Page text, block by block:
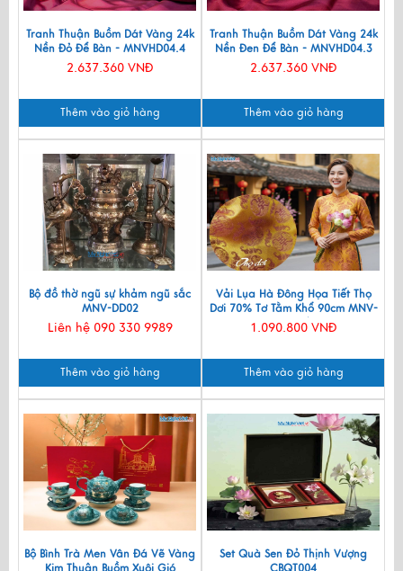
Tranh Thuận Buồm Dát Vàng 24k
Nền Đỏ Để Bàn - MNVHD04.4
2.637.360 VNĐ
Thêm vào giỏ hàng
Tranh Thuận Buồm Dát Vàng 24k
Nền Đen Để Bàn - MNVHD04.3
2.637.360 VNĐ
Thêm vào giỏ hàng
Bộ đồ thờ ngũ sự khảm ngũ sắc
MNV-DD02
Liên hệ 090 330 9989
Thêm vào giỏ hàng
Vải Lụa Hà Đông Họa Tiết Thọ
Dơi 70% Tơ Tằm Khổ 90cm MNV-
LTA11/1
1.090.800 VNĐ
Thêm vào giỏ hàng
Bộ Bình Trà Men Vân Đá Vẽ Vàng
Set Quà Sen Đỏ Thịnh Vượng